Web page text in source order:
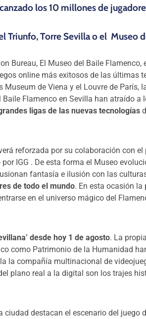
los 10 millones de
Triunfo, Torre Sevilla o el Museo
Bureau, El Museo del Baile
online más exitosos de las últimas
Museum de Viena y el Louvre de París,
Flamenco en Sevilla han atraído a
ligas de las nuevas tecnologías
reforzada por su colaboración con el
IGG . De esta forma el Museo
fantasía e ilusión con las
de todo el mundo. En esta ocasión
en el universo mágico del
desde hoy 1 de agosto. La
como Patrimonio de la Humanidad
la compañía multinacional de
plano real a la digital son los trajes
ciudad destacan el escenario del juego